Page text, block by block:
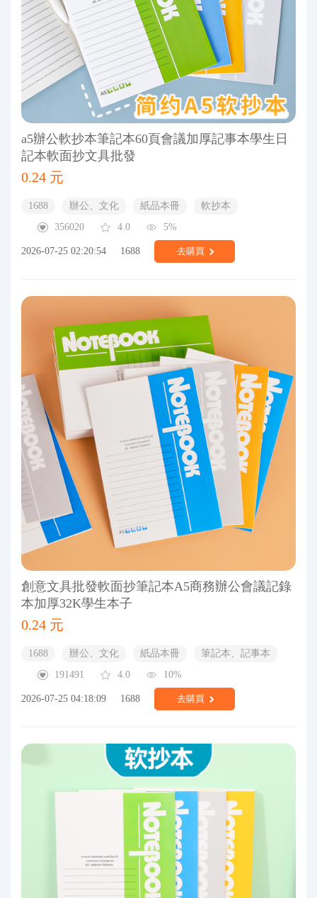
a5辦公軟抄本筆記本60頁會議加厚記事本學生日
記本軟面抄文具批發
0.24 元
1688 辦公、文化 紙品本冊
軟抄本
356020
4.0 5%
2026-07-25 02:20:54 1688 去購買
創意文具批發軟面抄筆記本A5商務辦公會議記錄
本加厚32K學生本子
0.24 元
1688 辦公、文化 紙品本冊
筆記本、記事本
191491
4.0 10%
2026-07-25 04:18:09 1688 去購買